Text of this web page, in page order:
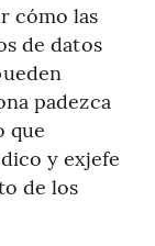
cómo las
de datos
padezca
que
y exjefe
de los